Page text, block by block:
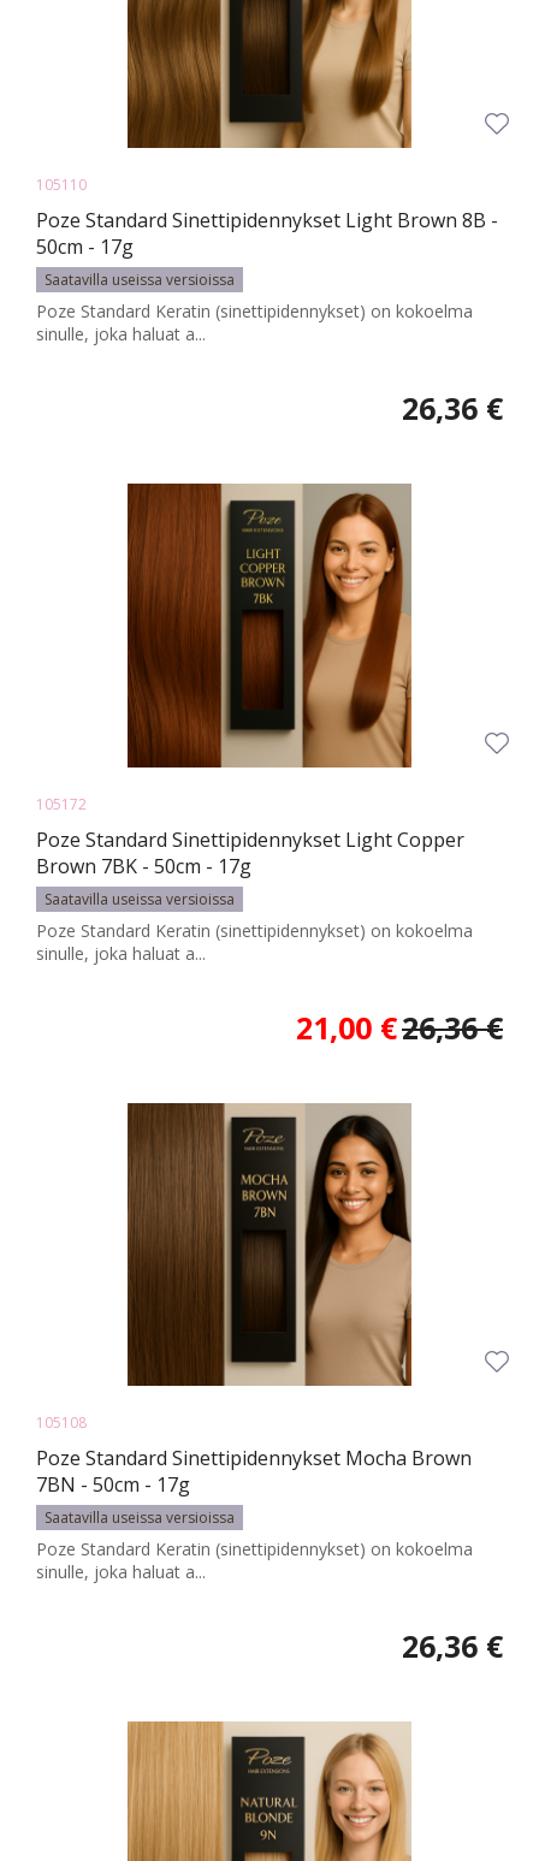
105110
Poze Standard Sinettipidennykset Light Brown 8B -
50cm - 17g
Saatavilla useissa versioissa
Poze Standard Keratin (sinettipidennykset) on kokoelma
sinulle, joka haluat a...
26,36 €
105172
Poze Standard Sinettipidennykset Light Copper
Brown 7BK - 50cm - 17g
Saatavilla useissa versioissa
Poze Standard Keratin (sinettipidennykset) on kokoelma
sinulle, joka haluat a...
21,00 €26,36 €
105108
Poze Standard Sinettipidennykset Mocha Brown
7BN - 50cm - 17g
Saatavilla useissa versioissa
Poze Standard Keratin (sinettipidennykset) on kokoelma
sinulle, joka haluat a...
26,36 €